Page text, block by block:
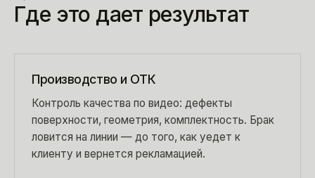
Где это дает результат
Производство и ОТК
Контроль качества по видео: дефекты
поверхности, геометрия, комплектность. Брак
ловится на линии — до того, как уедет к
клиенту и вернется рекламацией.